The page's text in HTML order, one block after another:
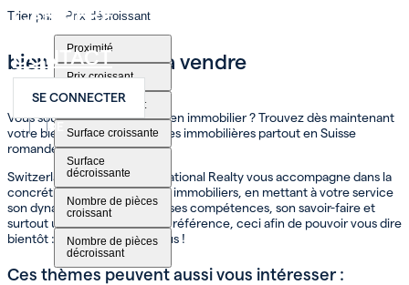
CARRIÈRE
CONTACT
SE CONNECTER
FRENDE
Trier par Prix décroissant
Proximité
Prix croissant
Prix décroissant
Surface croissante
Surface
décroissante
Nombre de pièces
croissant
Nombre de pièces
décroissant
bien immobilier à vendre
Vous souhaitez acheter un bien immobilier ? Trouvez dès maintenant
votre bien parmi nos annonces immobilières partout en Suisse
romande.
Switzerland Sotheby’s International Realty vous accompagne dans la
concrétisation de vos projets immobiliers, en mettant à votre service
son dynamisme, son réseau, ses compétences, son savoir-faire et
surtout une expertise qui fait référence, ceci afin de pouvoir vous dire
bientôt : Bienvenue chez vous !
Ces thèmes peuvent aussi vous intéresser :